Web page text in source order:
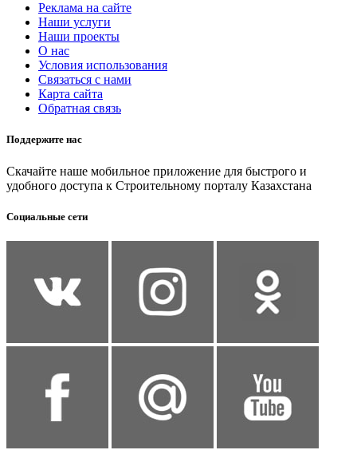
Реклама на сайте
Наши услуги
Наши проекты
О нас
Условия использования
Связаться с нами
Карта сайта
Обратная связь
Поддержите нас
Скачайте наше мобильное приложение для быстрого и
удобного доступа к Строительному порталу Казахстана
Социальные сети